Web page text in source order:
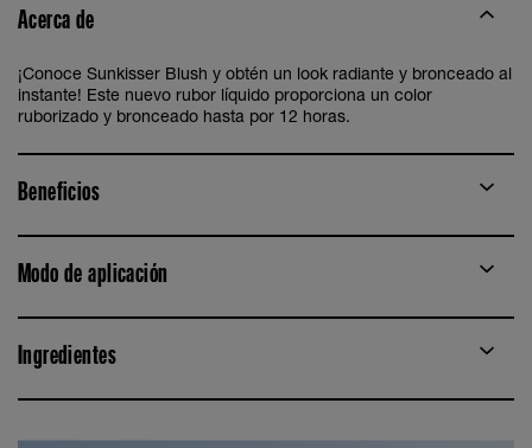
Acerca de
¡Conoce Sunkisser Blush y obtén un look radiante y bronceado al
instante! Este nuevo rubor líquido proporciona un color
ruborizado y bronceado hasta por 12 horas.
Beneficios
Modo de aplicación
Ingredientes